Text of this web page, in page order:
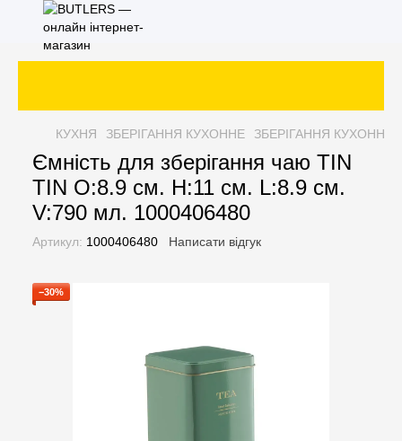
КУХНЯ ЗБЕРІГАННЯ КУХОННЕ ЗБЕРІГАННЯ КУХОННЕ
Ємність для зберігання чаю TIN
TIN O:8.9 см. H:11 см. L:8.9 см.
V:790 мл. 1000406480
Артикул: 1000406480 Написати відгук
−30%